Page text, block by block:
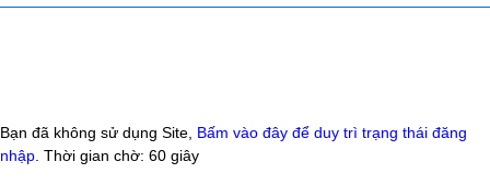
Bạn đã không sử dụng Site, Bấm vào đây để duy trì trạng thái đăng
nhập . Thời gian chờ: 60 giây